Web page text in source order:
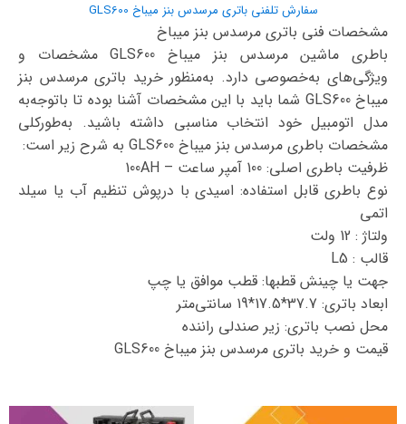
سفارش تلفنی باتری مرسدس بنز میباخ GLS600
مشخصات فنی باتری مرسدس بنز میباخ
باطری ماشین مرسدس بنز میباخ GLS600 مشخصات و
ویژگی‌های به‌خصوصی دارد. به‌منظور خرید باتری مرسدس بنز
میباخ GLS600 شما باید با این مشخصات آشنا بوده تا با‌توجه‌به
مدل اتومبیل خود انتخاب مناسبی داشته باشید. به‌طورکلی
مشخصات باطری مرسدس بنز میباخ GLS600 به شرح زیر است:
ظرفیت باطری اصلی: 100 آمپر ساعت – 100AH
نوع باطری قابل استفاده: اسیدی با درپوش تنظیم آب یا سیلد
اتمی
ولتاژ : 12 ولت
قالب : L5
جهت یا چینش قطبها: قطب موافق یا چپ
ابعاد باتری: 37.7*17.5*19 سانتی‌متر
محل نصب باتری: زیر صندلی راننده
قیمت و خرید باتری مرسدس بنز میباخ GLS600